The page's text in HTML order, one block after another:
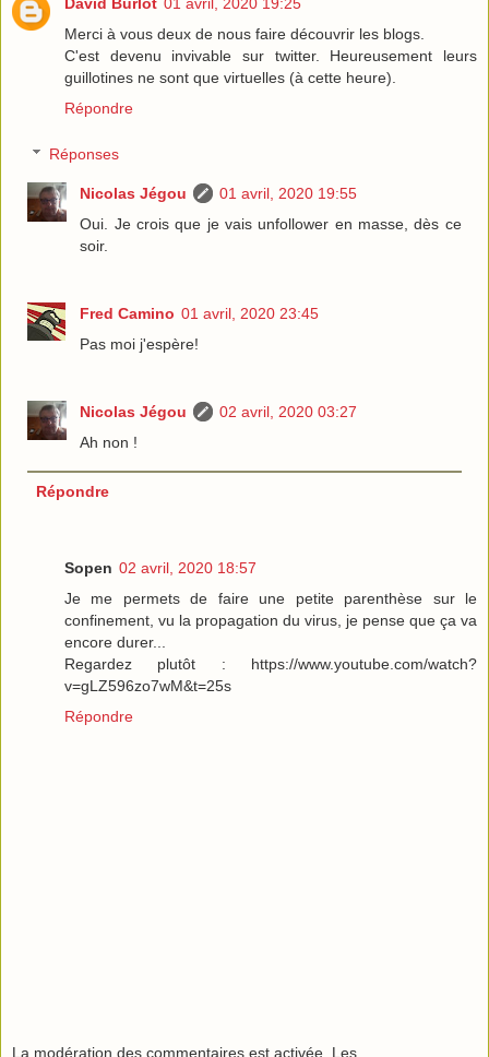
David Burlot 01 avril, 2020 19:25
Merci à vous deux de nous faire découvrir les blogs.
C'est devenu invivable sur twitter. Heureusement leurs
guillotines ne sont que virtuelles (à cette heure).
Répondre
Réponses
Nicolas Jégou
01 avril, 2020 19:55
Oui. Je crois que je vais unfollower en masse, dès ce
soir.
Fred Camino 01 avril, 2020 23:45
Pas moi j'espère!
Nicolas Jégou
02 avril, 2020 03:27
Ah non !
Répondre
Sopen 02 avril, 2020 18:57
Je me permets de faire une petite parenthèse sur le
confinement, vu la propagation du virus, je pense que ça va
encore durer...
Regardez plutôt : https://www.youtube.com/watch?
v=gLZ596zo7wM&t=25s
Répondre
La modération des commentaires est activée. Les